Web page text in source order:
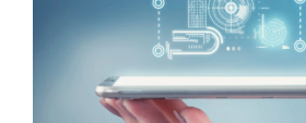
КОМУ
Женщине
Мужчине